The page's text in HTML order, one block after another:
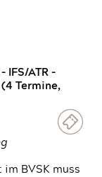
IFS/ATR -
Termine,
BVSK muss